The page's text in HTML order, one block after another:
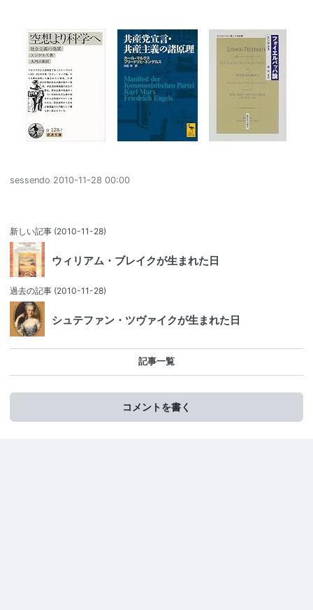
sessendo 2010-11-28 00:00
新しい記事 (2010-11-28)
ウィリアム・ブレイクが生まれた日
過去の記事 (2010-11-28)
シュテファン・ツヴァイクが生まれた日
記事一覧
コメントを書く